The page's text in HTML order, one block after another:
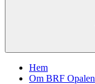
Hem
Om BRF Opalen